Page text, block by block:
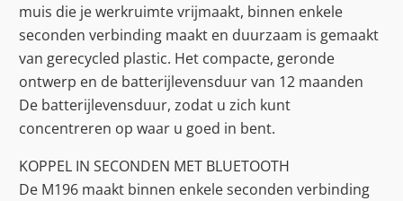
muis die je werkruimte vrijmaakt, binnen enkele
seconden verbinding maakt en duurzaam is gemaakt
van gerecycled plastic. Het compacte, geronde
ontwerp en de batterijlevensduur van 12 maanden
De batterijlevensduur, zodat u zich kunt
concentreren op waar u goed in bent.
KOPPEL IN SECONDEN MET BLUETOOTH
De M196 maakt binnen enkele seconden verbinding